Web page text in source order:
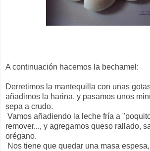
A continuación hacemos la bechamel:
Derretimos la mantequilla con unas
añadimos la harina, y pasamos unos
sepa a crudo.
Vamos añadiendo la leche fría a
remover..., y agregamos queso rallado,
orégano.
Nos tiene que quedar una masa